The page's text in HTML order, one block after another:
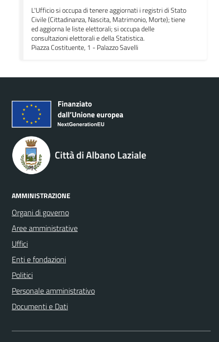
L'Ufficio si occupa di tenere aggiornati i registri di Stato
Civile (Cittadinanza, Nascita, Matrimonio, Morte); tiene
ed aggiorna le liste elettorali; si occupa delle
consultazioni elettorali e della Statistica.
Piazza Costituente, 1 - Palazzo Savelli
Città di Albano Laziale
AMMINISTRAZIONE
Organi di governo
Aree amministrative
Uffici
Enti e fondazioni
Politici
Personale amministrativo
Documenti e Dati